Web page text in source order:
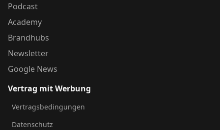
Podcast
Academy
Brandhubs
Newsletter
Google News
Vertrag mit Werbung
Vertragsbedingungen
Datenschutz